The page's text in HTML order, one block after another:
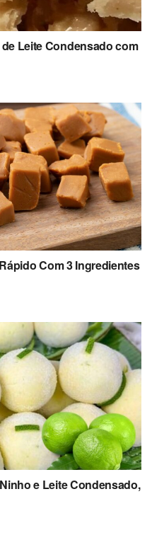
Leite Condensado com
Com 3 Ingredientes
e Leite Condensado,